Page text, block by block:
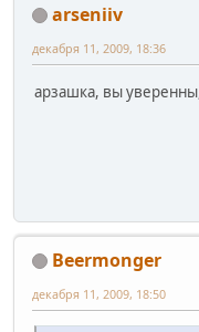
arseniiv
декабря 11, 2009, 18:36
арзашка, вы
Beermonger
декабря 11, 2009, 18:50